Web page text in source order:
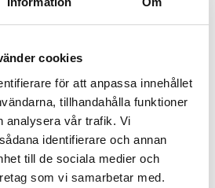
cookies
för att anpassa innehållet
tillhandahålla funktioner
analysera vår trafik. Vi
identifierare och annan
till de sociala medier och
som vi samarbetar med.
kompetens och erfarenhet med
att du får en lösning som fungerar direkt.
i Karlsborg
lika nöjd som tusentals andra genom att